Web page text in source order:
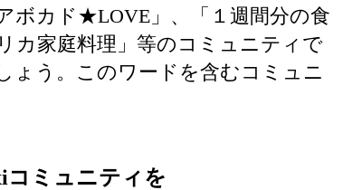
ボカド★LOVE」、「１週間分の食
カ家庭料理」等のコミュニティで
ょう。このワードを含むコミュニ
コミュニティを